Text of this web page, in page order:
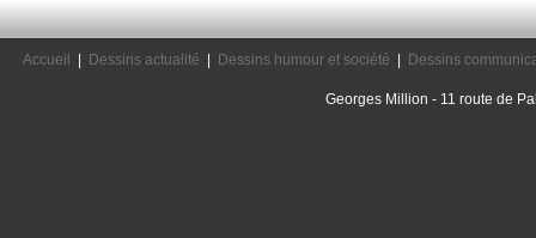
Accueil Dessins actualité Dessins humour et société Dessins
Georges Million - 11 route de